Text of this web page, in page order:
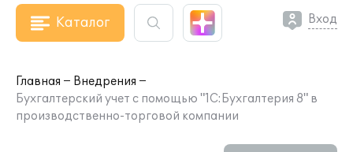
Каталог Вход
Главная
Внедрения
Бухгалтерский учет с помощью "1С:Бухгалтерия 8" в
производственно-торговой компании